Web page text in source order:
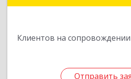
Клиентов на сопровождении
Отправить
Отправить